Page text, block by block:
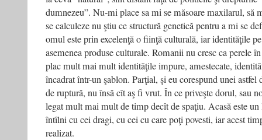
dumnezeu”. Nu-mi place sa mi se măsoare maxilarul, să
se calculeze nu ştiu ce structură genetică pentru a mi se
omul este prin excelenţă o fiinţă culturală, iar identităţile
asemenea produse culturale. Romanii nu cresc ca perele
plac mult mai mult identităţile impure, amestecate,
încadrat într-un şablon. Parţial, şi eu corespund unei
de ruptură, nu însă cît aş fi vrut. În ce priveşte dorul, sau
legat mult mai mult de timp decît de spaţiu. Acasă este
întîlni cu cei dragi, cu cei cu care poţi povesti, iar acest
realizat.